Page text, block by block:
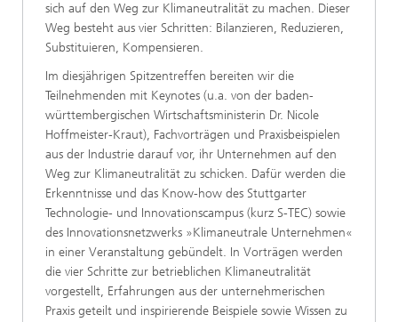
sich auf den Weg zur Klimaneutralität zu machen. Dieser
Weg besteht aus vier Schritten: Bilanzieren, Reduzieren,
Substituieren, Kompensieren.
Im diesjährigen Spitzentreffen bereiten wir die
Teilnehmenden mit Keynotes (u.a. von der baden-
württembergischen Wirtschaftsministerin Dr. Nicole
Hoffmeister-Kraut), Fachvorträgen und Praxisbeispielen
aus der Industrie darauf vor, ihr Unternehmen auf den
Weg zur Klimaneutralität zu schicken. Dafür werden die
Erkenntnisse und das Know-how des Stuttgarter
Technologie- und Innovationscampus (kurz S-TEC) sowie
des Innovationsnetzwerks »Klimaneutrale Unternehmen«
in einer Veranstaltung gebündelt. In Vorträgen werden
die vier Schritte zur betrieblichen Klimaneutralität
vorgestellt, Erfahrungen aus der unternehmerischen
Praxis geteilt und inspirierende Beispiele sowie Wissen zu